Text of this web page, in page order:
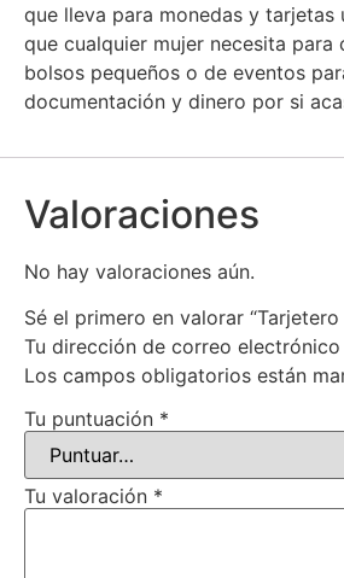
que lleva para monedas y tarjetas
que cualquier mujer necesita para
bolsos pequeños o de eventos
documentación y dinero por si
Valoraciones
No hay valoraciones aún.
Sé el primero en valorar “Tarjetero
Tu dirección de correo
Los campos obligatorios están
Tu puntuación *
Tu valoración *